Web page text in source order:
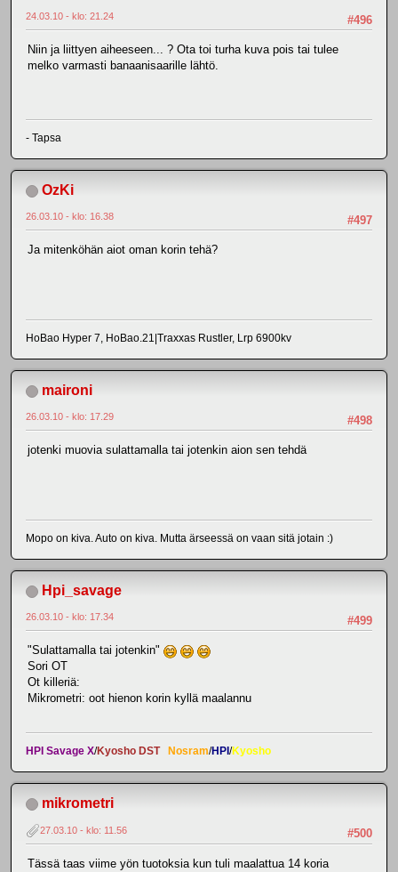
#496
24.03.10 - klo: 21.24
Niin ja liittyen aiheeseen... ? Ota toi turha kuva pois tai tulee
melko varmasti banaanisaarille lähtö.
- Tapsa
OzKi
#497
26.03.10 - klo: 16.38
Ja mitenköhän aiot oman korin tehä?
HoBao Hyper 7, HoBao.21|Traxxas Rustler, Lrp 6900kv
maironi
#498
26.03.10 - klo: 17.29
jotenki muovia sulattamalla tai jotenkin aion sen tehdä
Mopo on kiva. Auto on kiva. Mutta ärseessä on vaan sitä jotain :)
Hpi_savage
#499
26.03.10 - klo: 17.34
"Sulattamalla tai jotenkin"
Sori OT
Ot killeriä:
Mikrometri: oot hienon korin kyllä maalannu
HPI Savage X/Kyosho DST Nosram/HPI /Kyosho
mikrometri
#500
27.03.10 - klo: 11.56
Tässä taas viime yön tuotoksia kun tuli maalattua 14 koria